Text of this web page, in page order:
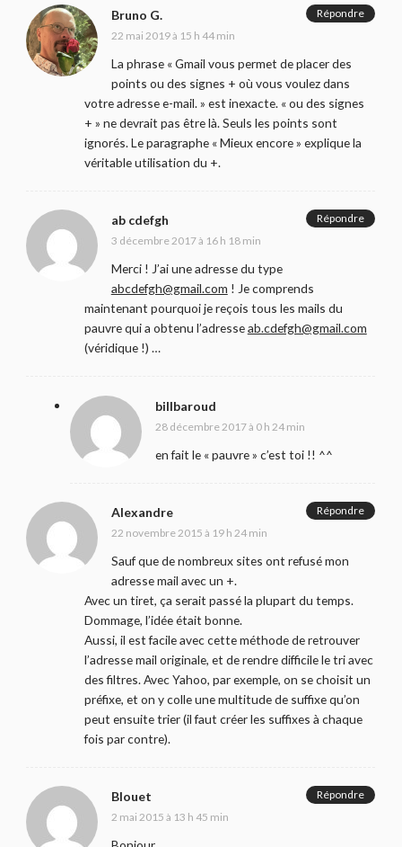
Bruno G.
22 mai 2019 à 15 h 44 min
La phrase « Gmail vous permet de placer des
points ou des signes + où vous voulez dans
votre adresse e-mail. » est inexacte. « ou des signes
+ » ne devrait pas être là. Seuls les points sont
ignorés. Le paragraphe « Mieux encore » explique la
véritable utilisation du +.
Répondre
ab cdefgh
3 décembre 2017 à 16 h 18 min
Merci ! J’ai une adresse du type
abcdefgh@gmail.com ! Je comprends
maintenant pourquoi je reçois tous les mails du
pauvre qui a obtenu l’adresseab.cdefgh@gmail.com
(véridique !) …
Répondre
billbaroud
28 décembre 2017 à 0 h 24 min
en fait le « pauvre » c’est toi !! ^^
Alexandre
22 novembre 2015 à 19 h 24 min
Sauf que de nombreux sites ont refusé mon
adresse mail avec un +.
Avec un tiret, ça serait passé la plupart du temps.
Dommage, l’idée était bonne.
Aussi, il est facile avec cette méthode de retrouver
l’adresse mail originale, et de rendre difficile le tri avec
des filtres. Avec Yahoo, par exemple, on se choisit un
préfixe, et on y colle une multitude de suffixe qu’on
peut ensuite trier (il faut créer les suffixes à chaque
fois par contre).
Répondre
Blouet
2 mai 2015 à 13 h 45 min
Répondre